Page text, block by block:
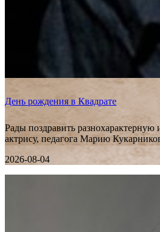
День рождения в Квадрате
Рады поздравить разнохарактерную
актрису, педагога Марию
2026-08-04